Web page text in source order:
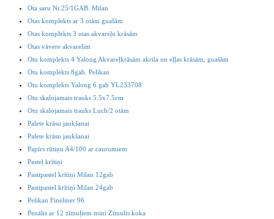
Ota saru Nr.25/1GAB. Milan
Otas komplekts ar 3 otām guašām
Otas komplekts 3 otas akvareļu krāsām
Otas vāvere akvarelim
Otu komplekts 4 Yalong Akvareļkrāsām akrila un eļļas krāsām, guašām
Otu komplekts 8gab. Pelikan
Otu komplekts Yalong 6 gab YL233708
Otu skalojamais trauks 5.5x7.5cm
Otu skalojamais trauks Luch/2 otām
Palete krāsu jaukšanai
Palete krāsu jaukšanai
Papīrs rūtiņu A4/100 ar caurumiem
Pasteļ krītiņi
Pastipastel krītiņi Milan 12gab
Pastipastel krītiņi Milan 24gab
Pelikan Fineliner 96
Penālis ar 12 zīmuļiem mini Zīmulis koka